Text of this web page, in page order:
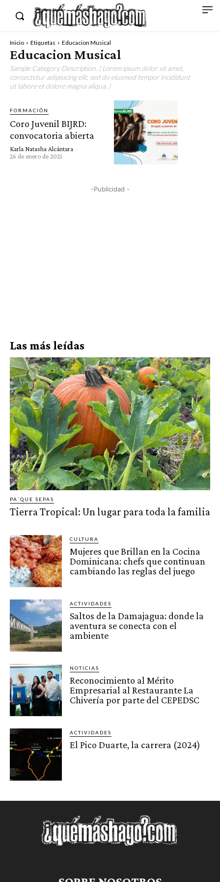
Inicio Etiquetas Educacion Musical
Educacion Musical
Sample Category Description. ( Lorem ipsum dolor sit amet,
consectetur adipisicing elit, sed do eiusmod tempor incididunt
ut labore et dolore magna aliqua. )
FORMACIÓN
Coro Juvenil BIJRD:
convocatoria abierta
Karla Natasha Alcántara -
26 de enero de 2021
-Publicidad -
Las más leídas
PA`QUE SEPAS
Tierra Tropical: Un lugar para toda la familia
CULTURA
Mujeres que Brillan en la Cocina
Dominicana: chefs que continuan
cambiando las reglas del juego
ACTIVIDADES
Saltos de la Damajagua: donde la
aventura se conecta con el
ambiente
NOTICIAS
Reconocimiento al Mérito
Empresarial al Restaurante La
Chivería por parte del CEPEDSC
ACTIVIDADES
El Pico Duarte, la carrera (2024)